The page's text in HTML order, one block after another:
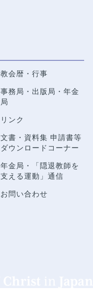
教会暦・行事
事務局・出版局・年金
局
リンク
文書・資料集 申請書等
ダウンロードコーナー
年金局・
「隠退教師を
支える運動」通信
お問い合わせ